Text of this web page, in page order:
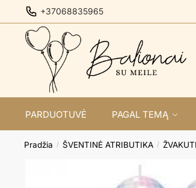
to
navigation
to
content
+37068835965
PARDUOTUVĖ PAGAL TEMĄ
Pradžia / ŠVENTINĖ ATRIBUTIKA /